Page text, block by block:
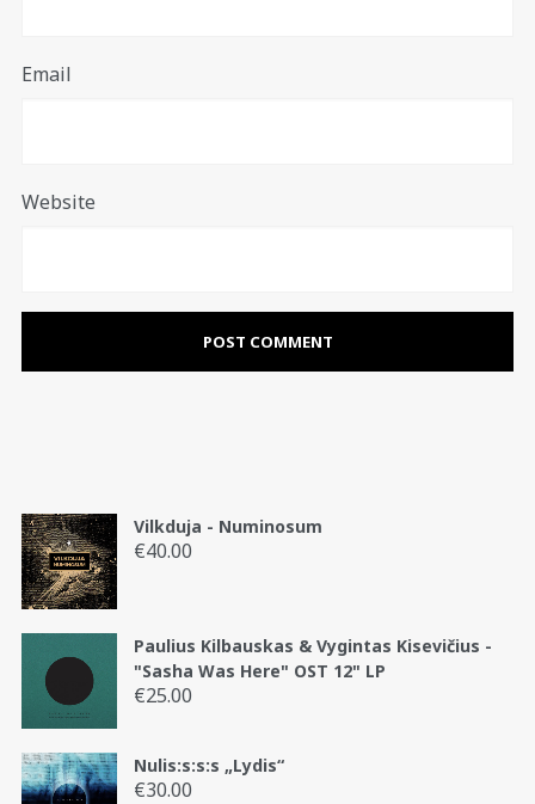
Email
Website
Vilkduja - Numinosum
€40.00
Paulius Kilbauskas & Vygintas Kisevičius -
"Sasha Was Here" OST 12" LP
€25.00
Nulis:s:s:s „Lydis“
€30.00